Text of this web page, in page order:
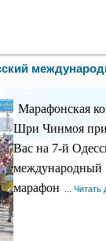
Марафонская
Шри Чинмоя
Вас на 7-й
международный
марафон
Читать